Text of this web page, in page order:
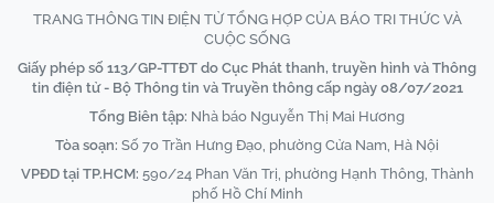
TRANG THÔNG TIN ĐIỆN TỬ TỔNG HỢP CỦA BÁO TRI THỨC VÀ
CUỘC SỐNG
Giấy phép số 113/GP-TTĐT do Cục Phát thanh, truyền hình và Thông
tin điện tử - Bộ Thông tin và Truyền thông cấp ngày 08/07/2021
Tổng Biên tập: Nhà báo Nguyễn Thị Mai Hương
Tòa soạn: Số 70 Trần Hưng Đạo, phường Cửa Nam, Hà Nội
VPĐD tại TP.HCM: 590/24 Phan Văn Trị, phường Hạnh Thông, Thành
phố Hồ Chí Minh